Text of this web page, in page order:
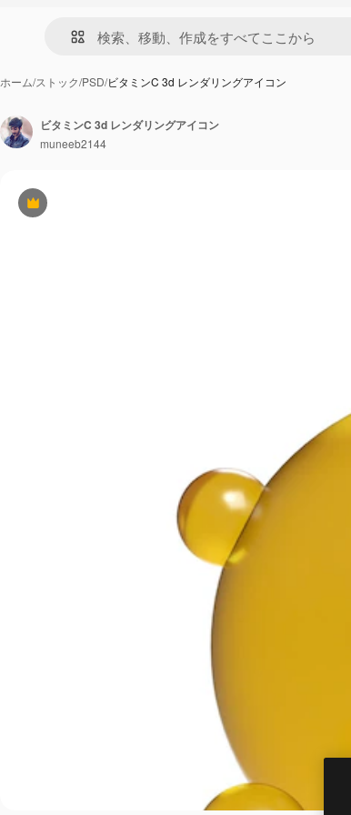
ホーム/ストック/PSD/ビタミンC 3d レンダリングアイコン
Premium
ビタミンC 3d レンダリングアイコン
muneeb2144